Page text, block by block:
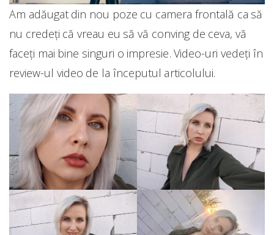
Am adăugat din nou poze cu camera frontală ca să
nu credeți că vreau eu să vă conving de ceva, vă
faceți mai bine singuri o impresie. Video-uri vedeți în
review-ul video de la începutul articolului.